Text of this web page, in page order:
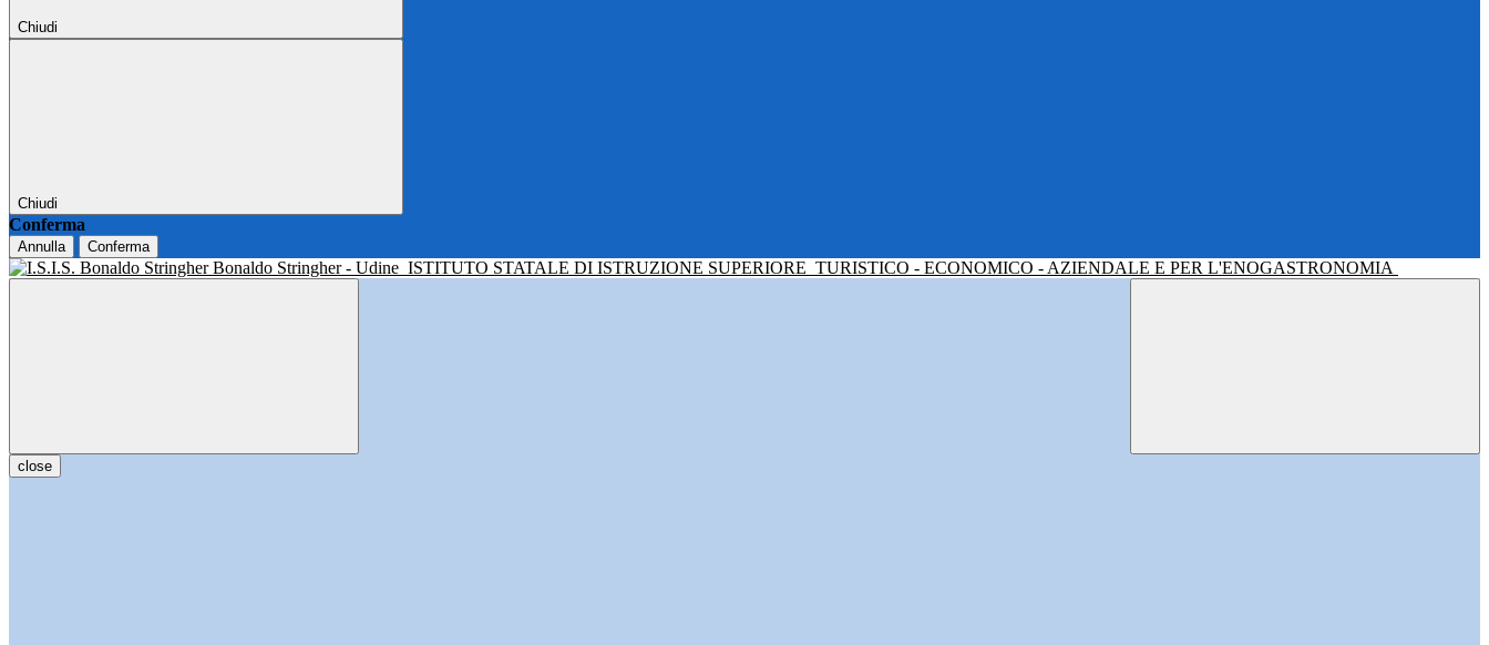
Chiudi
Chiudi
Conferma
Annulla Conferma
Bonaldo Stringher - Udine ISTITUTO STATALE DI ISTRUZIONE SUPERIORE TURISTICO - ECONOMICO - AZIENDALE E PER L'ENOGASTRONOMIA
close